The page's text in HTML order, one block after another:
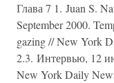
Глава 7 1. Juan S.
September 2000.
gazing // New York
2.3. Интервью, 12
New York Daily